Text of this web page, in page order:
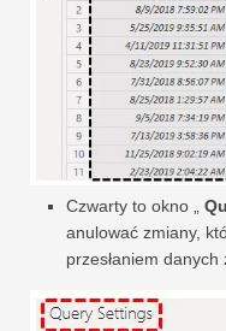
Czwarty to okno „
anulować zmiany,
przesłaniem